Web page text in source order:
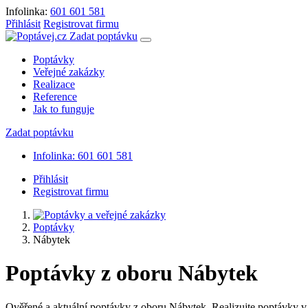
Infolinka: 601 601 581
Přihlásit Registrovat firmu
Zadat poptávku
Poptávky
Veřejné zakázky
Realizace
Reference
Jak to funguje
Zadat poptávku
Infolinka: 601 601 581
Přihlásit
Registrovat firmu
Poptávky
Nábytek
Poptávky z oboru Nábytek